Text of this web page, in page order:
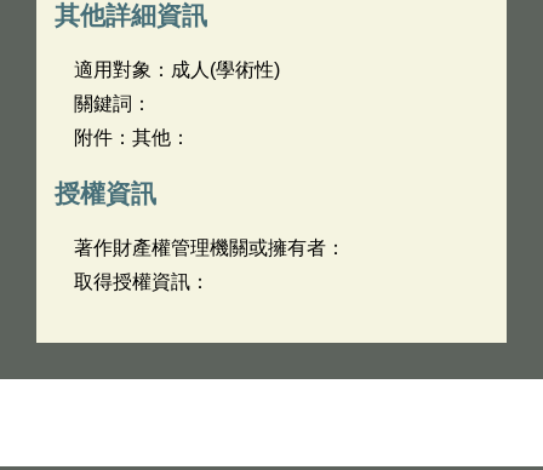
其他詳細資訊
適用對象：成人(學術性)
關鍵詞：
附件：其他：
授權資訊
著作財產權管理機關或擁有者：
取得授權資訊：